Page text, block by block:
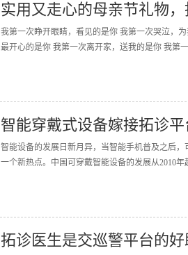
实用又走心的母亲节礼物
我第一次睁开眼睛，看见的是你 我第一次哭泣，
最开心的是你 我第一次离开家，送我的是你 我第
智能穿戴式设备嫁接拓诊
智能设备的发展日新月异，当智能手机普及之后
一个新热点。中国可穿戴智能设备的发展从2010
拓诊医生是交巡警平台的好